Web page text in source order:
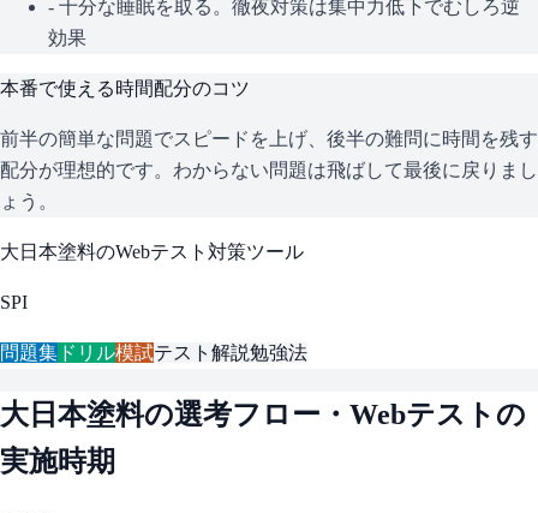
- 十分な睡眠を取る。徹夜対策は集中力低下でむしろ逆
効果
本番で使える時間配分のコツ
前半の簡単な問題でスピードを上げ、後半の難問に時間を残す
配分が理想的です。わからない問題は飛ばして最後に戻りまし
ょう。
大日本塗料のWebテスト対策ツール
SPI
問題集 ドリル模試テスト解説勉強法
大日本塗料の選考フロー・Webテストの
実施時期